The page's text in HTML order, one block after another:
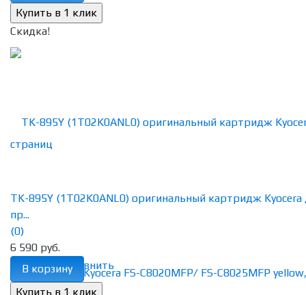
Скидка!
избранное сравнить
TK-895Y (1T02K0ANL0) оригинальный картридж Kyocera
пр...
(0)
6 590 руб.
В корзину